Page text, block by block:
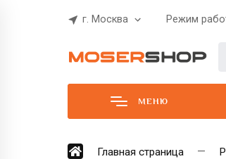
г. Москва Режим
МЕНЮ
Главная страница